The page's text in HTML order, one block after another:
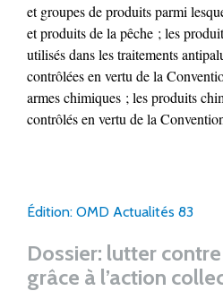
et groupes de produits parmi
et produits de la pêche ; les
utilisés dans les traitements
contrôlées en vertu de la
armes chimiques ; les produits
contrôlés en vertu de la
Édition: OMD Actualités 83
Dossier: lutter
grâce à l’action